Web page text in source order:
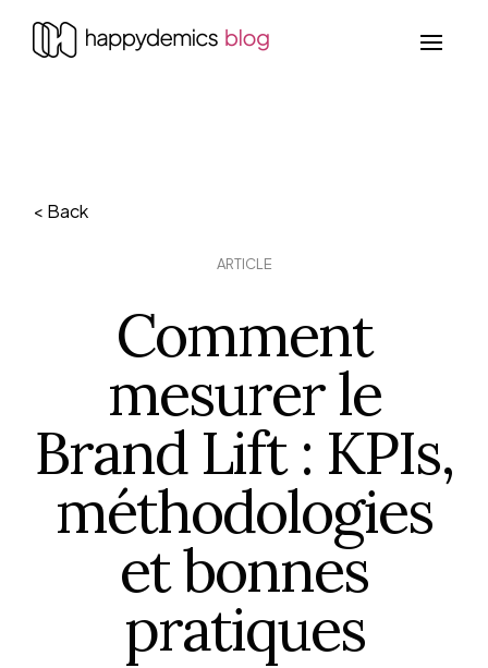
< Back
ARTICLE
Comment
mesurer le
Brand Lift : KPIs,
méthodologies
et bonnes
pratiques